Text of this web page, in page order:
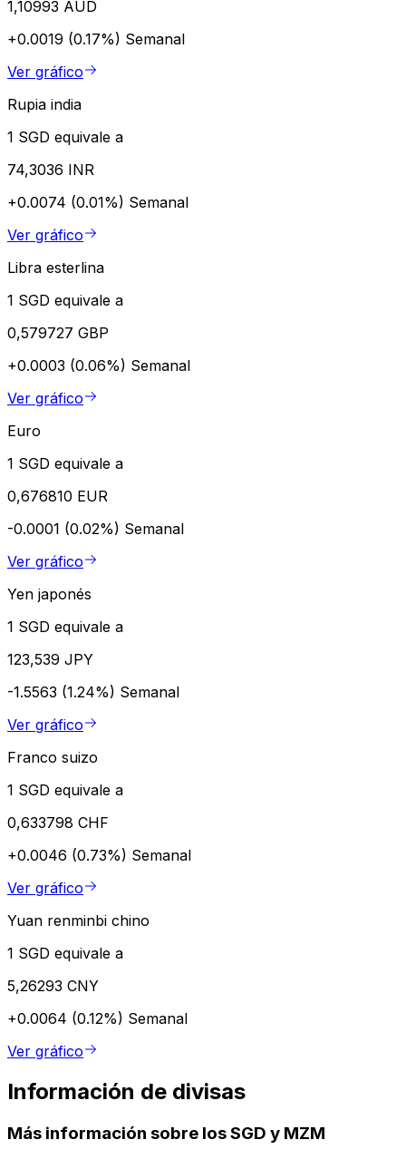
1,10993 AUD
+0.0019 (0.17%) Semanal
Ver gráfico
Rupia india
1 SGD equivale a
74,3036 INR
+0.0074 (0.01%) Semanal
Ver gráfico
Libra esterlina
1 SGD equivale a
0,579727 GBP
+0.0003 (0.06%) Semanal
Ver gráfico
Euro
1 SGD equivale a
0,676810 EUR
-0.0001 (0.02%) Semanal
Ver gráfico
Yen japonés
1 SGD equivale a
123,539 JPY
-1.5563 (1.24%) Semanal
Ver gráfico
Franco suizo
1 SGD equivale a
0,633798 CHF
+0.0046 (0.73%) Semanal
Ver gráfico
Yuan renminbi chino
1 SGD equivale a
5,26293 CNY
+0.0064 (0.12%) Semanal
Ver gráfico
Información de divisas
Más información sobre los SGD y MZM